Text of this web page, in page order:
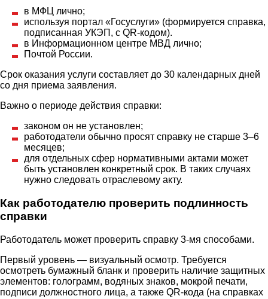
в МФЦ лично;
используя портал «Госуслуги» (формируется справка,
подписанная УКЭП, с QR-кодом).
в Информационном центре МВД лично;
Почтой России.
Срок оказания услуги составляет до 30 календарных дней
со дня приема заявления.
Важно о периоде действия справки:
законом он не установлен;
работодатели обычно просят справку не старше 3–6
месяцев;
для отдельных сфер нормативными актами может
быть установлен конкретный срок. В таких случаях
нужно следовать отраслевому акту.
Как работодателю проверить подлинность
справки
Работодатель может проверить справку 3-мя способами.
Первый уровень — визуальный осмотр. Требуется
осмотреть бумажный бланк и проверить наличие защитных
элементов: голограмм, водяных знаков, мокрой печати,
подписи должностного лица, а также QR-кода (на справках